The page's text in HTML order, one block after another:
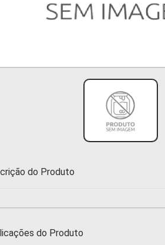
do Produto
do Produto